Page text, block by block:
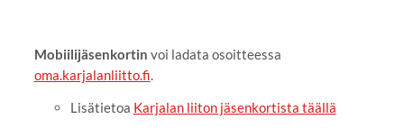
Mobiilijäsenkortin voi ladata osoitteessa
oma.karjalanliitto.fi.
Lisätietoa Karjalan liiton jäsenkortista täällä